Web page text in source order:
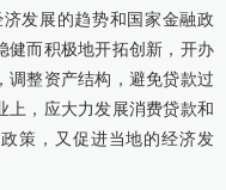
发展的趋势和国家金融政
健而积极地开拓创新，开办
调整资产结构，避免贷款过
上，应大力发展消费贷款和
策，又促进当地的经济发